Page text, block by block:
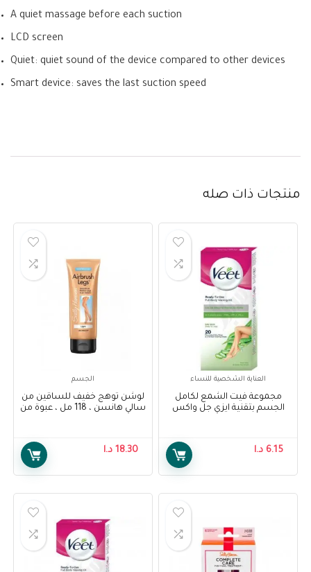
A quiet massage before each suction
LCD screen
Quiet: quiet sound of the device compared to other devices
Smart device: saves the last suction speed
منتجات ذات صله
العناية الشخصية للنساء
مجموعة فيت الشمع لكامل
الجسم بتقنية ايزي جل واكس
Wax Technology Dry Skin 20
6.15 د.ا
الجسم
لوشن توهج خفيف للساقين من
سالي هانسن ، 118 مل ، عبوة من
18.30 د.ا